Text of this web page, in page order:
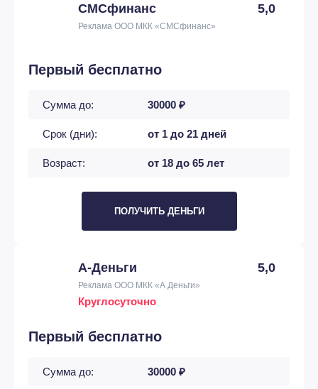
СМСфинанс 5,0
Реклама ООО МКК «СМСфинанс»
Первый бесплатно
Сумма до: 30000 ₽
Срок (дни): от 1 до 21 дней
Возраст: от 18 до 65 лет
ПОЛУЧИТЬ ДЕНЬГИ
А-Деньги 5,0
Реклама ООО МКК «А Деньги»
Круглосуточно
Первый бесплатно
Сумма до: 30000 ₽